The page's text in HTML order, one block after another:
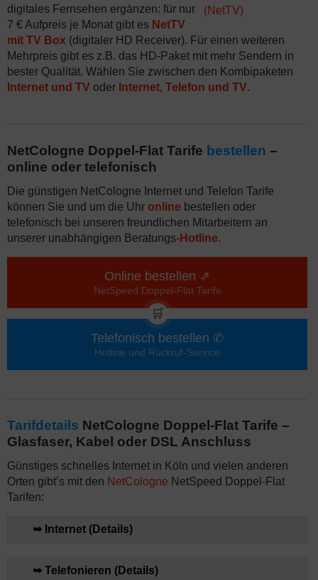
digitales Fernsehen ergänzen: für nur
7 € Aufpreis je Monat gibt es NetTV
mit TV Box (digitaler HD Receiver). Für einen weiteren
Mehrpreis gibt es z.B. das HD-Paket mit mehr Sendern in
bester Qualität. Wählen Sie zwischen den Kombipaketen
Internet und TV oder Internet, Telefon und TV.
NetCologne Doppel-Flat Tarife bestellen –
online oder telefonisch
Die günstigen NetCologne Internet und Telefon Tarife
können Sie und um die Uhr online bestellen oder
telefonisch bei unseren freundlichen Mitarbeitern an
unserer unabhängigen Beratungs-Hotline.
Online bestellen ⇗
NetSpeed Doppel-Flat Tarife
🛒
Telefonisch bestellen ✆
Hotline und Rückruf-Service
Tarifdetails NetCologne Doppel-Flat Tarife –
Glasfaser, Kabel oder DSL Anschluss
Günstiges schnelles Internet in Köln und vielen anderen
Orten gibt’s mit den NetCologne NetSpeed Doppel-Flat
Tarifen:
➥ Internet (Details)
➥ Telefonieren (Details)